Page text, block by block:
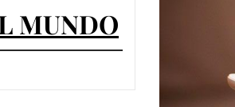
MUNDO